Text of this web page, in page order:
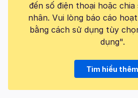
đến số điện thoại hoặc
nhân. Vui lòng báo cáo
bằng cách sử dụng tùy
dụng".
Tìm hiểu thêm